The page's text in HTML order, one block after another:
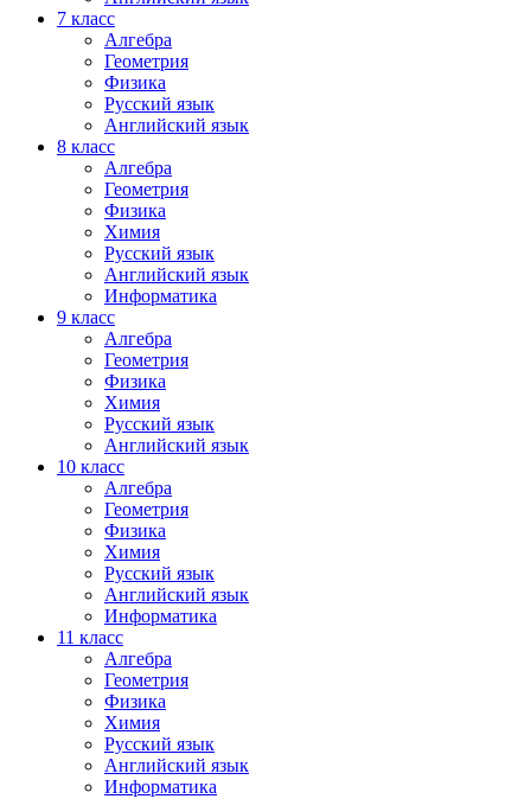
7 класс
Алгебра
Геометрия
Физика
Русский язык
Английский язык
8 класс
Алгебра
Геометрия
Физика
Химия
Русский язык
Английский язык
Информатика
9 класс
Алгебра
Геометрия
Физика
Химия
Русский язык
Английский язык
10 класс
Алгебра
Геометрия
Физика
Химия
Русский язык
Английский язык
Информатика
11 класс
Алгебра
Геометрия
Физика
Химия
Русский язык
Английский язык
Информатика